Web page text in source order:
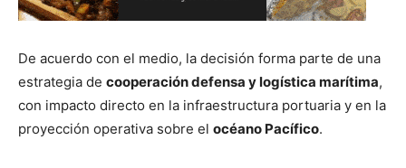
De acuerdo con el medio, la decisión forma parte de una
estrategia de cooperación defensa y logística marítima,
con impacto directo en la infraestructura portuaria y en la
proyección operativa sobre el océano Pacífico.